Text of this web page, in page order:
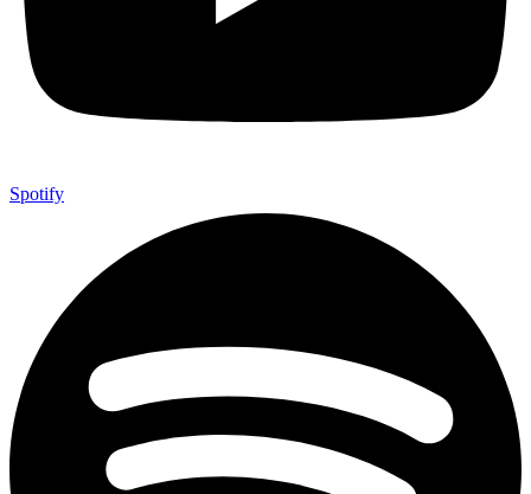
Spotify